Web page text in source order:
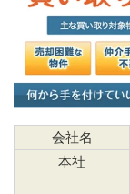
会社名
本社